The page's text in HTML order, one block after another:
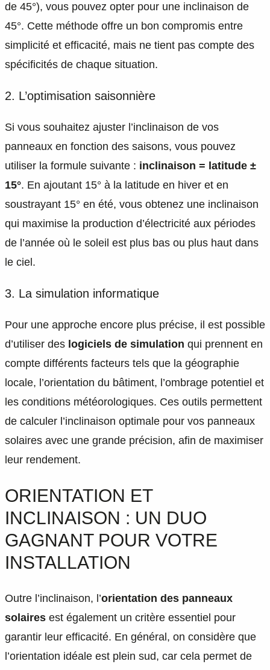
de 45°), vous pouvez opter pour une inclinaison de
45°. Cette méthode offre un bon compromis entre
simplicité et efficacité, mais ne tient pas compte des
spécificités de chaque situation.
2. L’optimisation saisonnière
Si vous souhaitez ajuster l’inclinaison de vos
panneaux en fonction des saisons, vous pouvez
utiliser la formule suivante : inclinaison = latitude ±
15°. En ajoutant 15° à la latitude en hiver et en
soustrayant 15° en été, vous obtenez une inclinaison
qui maximise la production d’électricité aux périodes
de l’année où le soleil est plus bas ou plus haut dans
le ciel.
3. La simulation informatique
Pour une approche encore plus précise, il est possible
d’utiliser des logiciels de simulation qui prennent en
compte différents facteurs tels que la géographie
locale, l’orientation du bâtiment, l’ombrage potentiel et
les conditions météorologiques. Ces outils permettent
de calculer l’inclinaison optimale pour vos panneaux
solaires avec une grande précision, afin de maximiser
leur rendement.
ORIENTATION ET
INCLINAISON : UN DUO
GAGNANT POUR VOTRE
INSTALLATION
Outre l’inclinaison, l’orientation des panneaux
solaires est également un critère essentiel pour
garantir leur efficacité. En général, on considère que
l’orientation idéale est plein sud, car cela permet de